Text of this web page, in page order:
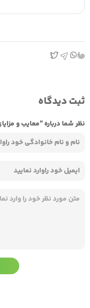
ثبت دیدگاه
نظر شما درباره "معایب و